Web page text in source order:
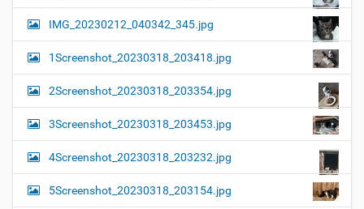
IMG_20230212_040342_345.jpg
1Screenshot_20230318_203418.jpg
2Screenshot_20230318_203354.jpg
3Screenshot_20230318_203453.jpg
4Screenshot_20230318_203232.jpg
5Screenshot_20230318_203154.jpg